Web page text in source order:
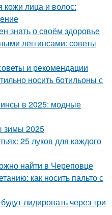
лица и волос:
знать о своём здоровье
леггинсами: советы
и рекомендации
носить ботильоны с
в 2025: модные
зимы 2025
25 луков для каждого
найти в Череповце
как носить пальто с
лидировать через три